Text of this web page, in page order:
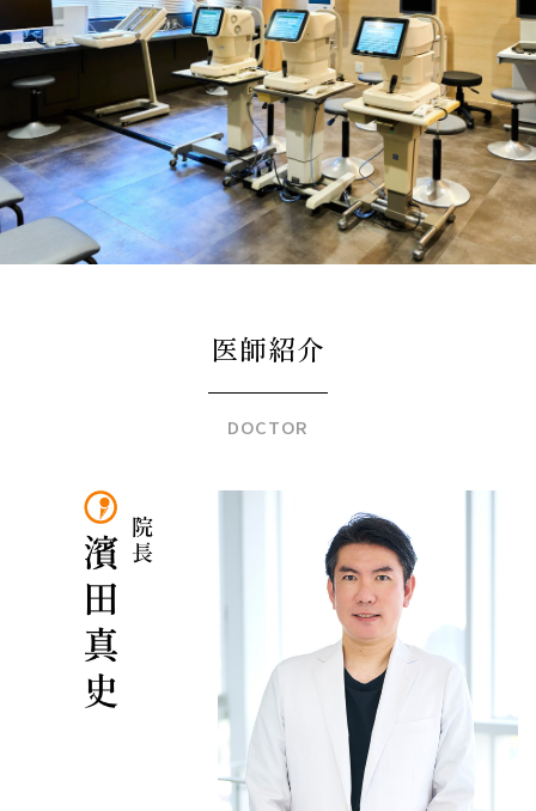
医師紹介
DOCTOR